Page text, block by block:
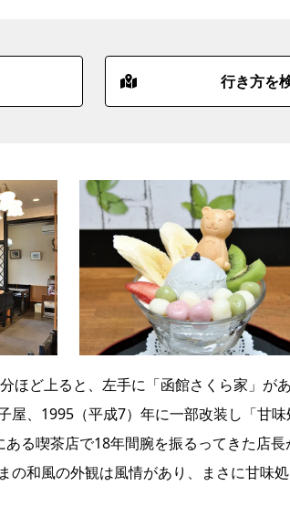
行き方を
ほど上ると、左手に「函館さくら家」が
屋、1995（平成7）年に一部改装し「甘味
る喫茶店で18年間腕を振るってきた店長
和風の外観は風情があり、まさに甘味処